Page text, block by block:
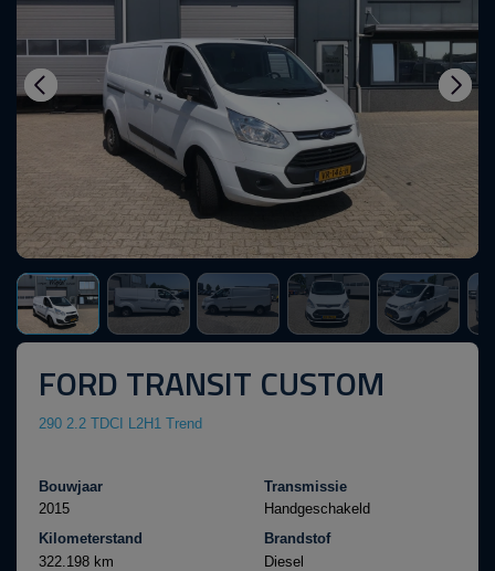
FORD TRANSIT CUSTOM
290 2.2 TDCI L2H1 Trend
Bouwjaar
2015
Transmissie
Handgeschakeld
Kilometerstand
322.198 km
Brandstof
Diesel